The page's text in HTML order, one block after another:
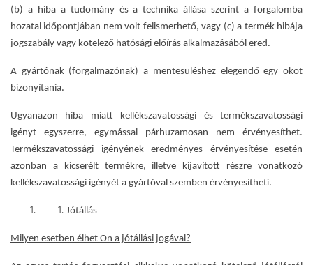
(b) a hiba a tudomány és a technika állása szerint a forgalomba
hozatal időpontjában nem volt felismerhető, vagy (c) a termék hibája
jogszabály vagy kötelező hatósági előírás alkalmazásából ered.
A gyártónak (forgalmazónak) a mentesüléshez elegendő egy okot
bizonyítania.
Ugyanazon hiba miatt kellékszavatossági és termékszavatossági
igényt egyszerre, egymással párhuzamosan nem érvényesíthet.
Termékszavatossági igényének eredményes érvényesítése esetén
azonban a kicserélt termékre, illetve kijavított részre vonatkozó
kellékszavatossági igényét a gyártóval szemben érvényesítheti.
Jótállás
Milyen esetben élhet Ön a jótállási jogával?